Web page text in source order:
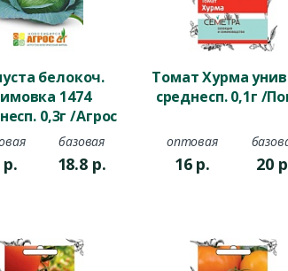
белокоч.
1474
0,3г /Агрос
р.
базовая
18.8 р.
Томат Хурма
среднесп. 0,1г /
оптовая
16 р. 20